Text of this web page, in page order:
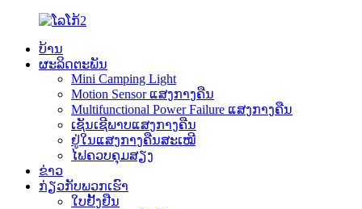
ບ້ານ
ຜະລິດຕະພັນ
Mini Camping Light
Motion Sensor ແສງກາງຄືນ
Multifunctional Power Failure ແສງກາງຄືນ
ເຊັນເຊີພາບແສງກາງຄືນ
ຢູ່ໃນແສງກາງຄືນສະເໝີ
ໄຟຄວບຄຸມສຽງ
ຂ່າວ
ກ່ຽວກັບພວກເຮົາ
ໃບຢັ້ງຢືນ